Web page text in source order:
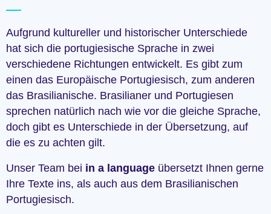
Aufgrund kultureller und historischer Unterschiede
hat sich die portugiesische Sprache in zwei
verschiedene Richtungen entwickelt. Es gibt zum
einen das Europäische Portugiesisch, zum anderen
das Brasilianische. Brasilianer und Portugiesen
sprechen natürlich nach wie vor die gleiche Sprache,
doch gibt es Unterschiede in der Übersetzung, auf
die es zu achten gilt.
Unser Team bei in a language übersetzt Ihnen gerne
Ihre Texte ins, als auch aus dem Brasilianischen
Portugiesisch.